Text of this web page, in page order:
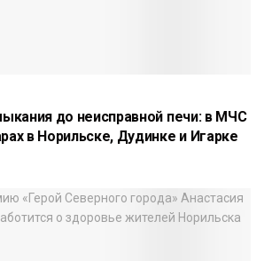
до неисправной печи: в МЧС
в Норильске, Дудинке и Игарке